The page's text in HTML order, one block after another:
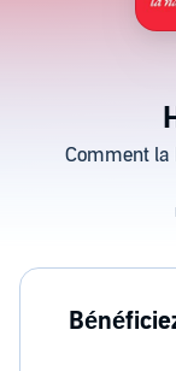
Comment la